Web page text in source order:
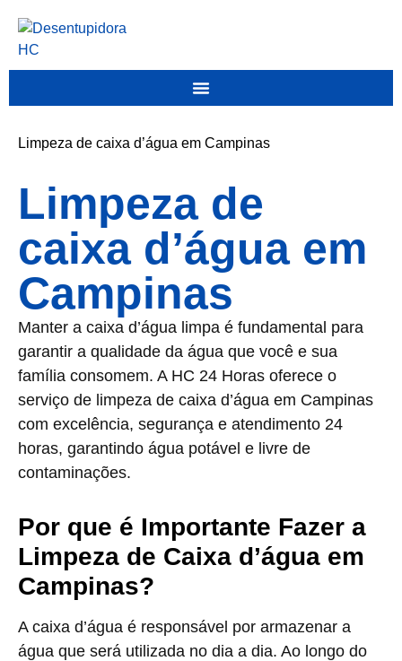
Limpeza de caixa d’água em Campinas
Limpeza de
caixa d’água em
Campinas
Manter a caixa d’água limpa é fundamental para
garantir a qualidade da água que você e sua
família consomem. A HC 24 Horas oferece o
serviço de limpeza de caixa d’água em Campinas
com excelência, segurança e atendimento 24
horas, garantindo água potável e livre de
contaminações.
Por que é Importante Fazer a
Limpeza de Caixa d’água em
Campinas?
A caixa d’água é responsável por armazenar a
água que será utilizada no dia a dia. Ao longo do